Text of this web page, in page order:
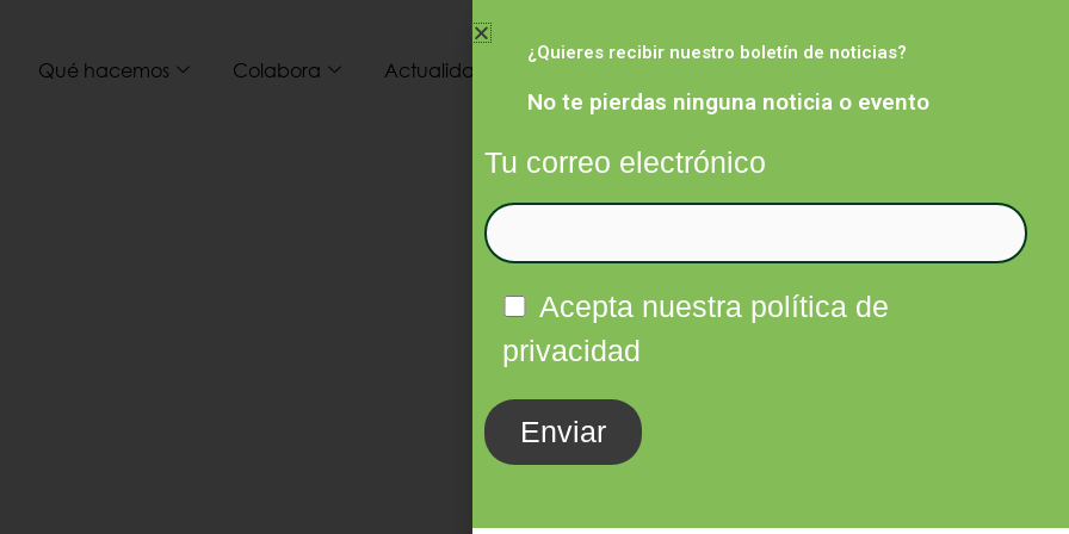
Qué hacemos Colabora Actualidad Infórmate FacebookTwitter
¿Quieres recibir nuestro boletín de noticias?
No te pierdas ninguna noticia o evento
Tu correo electrónico
Acepta nuestra política de
privacidad